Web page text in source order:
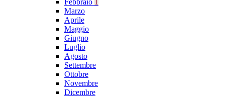
Febbraio
Marzo
Aprile
Maggio
Giugno
Luglio
Agosto
Settembre
Ottobre
Novembre
Dicembre